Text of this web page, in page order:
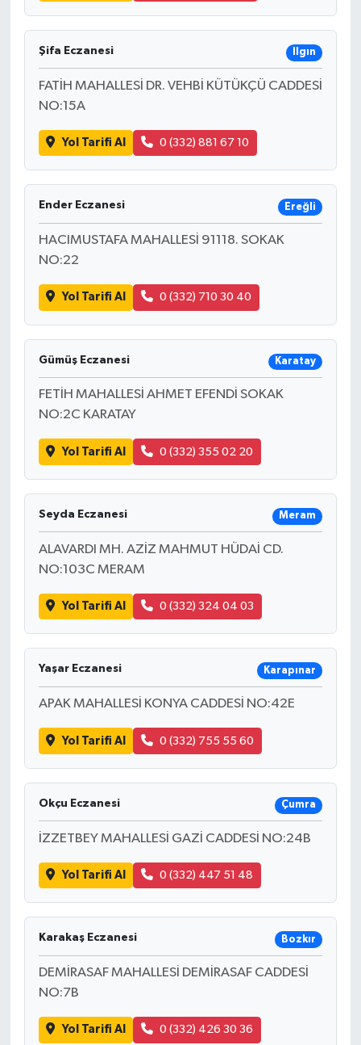
Şifa Eczanesi Ilgın
FATİH MAHALLESİ DR. VEHBİ KÜTÜKÇÜ CADDESİ
NO:15A
Yol Tarifi Al 0 (332) 881 67 10
Ender Eczanesi Ereğli
HACIMUSTAFA MAHALLESİ 91118. SOKAK
NO:22
Yol Tarifi Al 0 (332) 710 30 40
Gümüş Eczanesi Karatay
FETİH MAHALLESİ AHMET EFENDİ SOKAK
NO:2C KARATAY
Yol Tarifi Al 0 (332) 355 02 20
Seyda Eczanesi Meram
ALAVARDI MH. AZİZ MAHMUT HÜDAİ CD.
NO:103C MERAM
Yol Tarifi Al 0 (332) 324 04 03
Yaşar Eczanesi Karapınar
APAK MAHALLESİ KONYA CADDESİ NO:42E
Yol Tarifi Al 0 (332) 755 55 60
Okçu Eczanesi Çumra
İZZETBEY MAHALLESİ GAZİ CADDESİ NO:24B
Yol Tarifi Al 0 (332) 447 51 48
Karakaş Eczanesi Bozkır
DEMİRASAF MAHALLESİ DEMİRASAF CADDESİ
NO:7B
Yol Tarifi Al 0 (332) 426 30 36